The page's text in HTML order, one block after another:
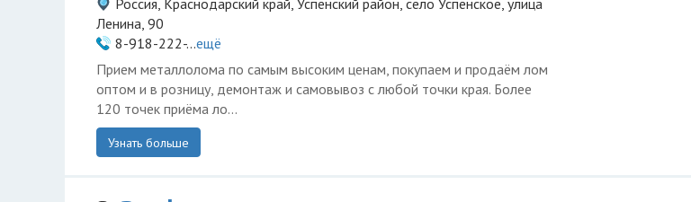
Россия, Краснодарский край, Успенский район, село Успенское, улица
Ленина, 90
8-918-222-...ещё
Прием металлолома по самым высоким ценам, покупаем и продаём лом
оптом и в розницу, демонтаж и самовывоз с любой точки края. Более
120 точек приёма ло...
Узнать больше